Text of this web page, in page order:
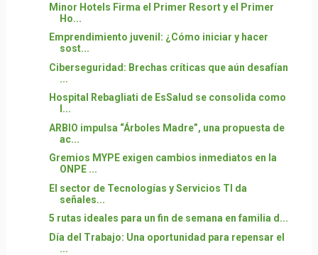
Minor Hotels Firma el Primer Resort y el Primer
Ho...
Emprendimiento juvenil: ¿Cómo iniciar y hacer
sost...
Ciberseguridad: Brechas críticas que aún desafían
...
Hospital Rebagliati de EsSalud se consolida como
l...
ARBIO impulsa “Árboles Madre”, una propuesta de
ac...
Gremios MYPE exigen cambios inmediatos en la
ONPE ...
El sector de Tecnologías y Servicios TI da
señales...
5 rutas ideales para un fin de semana en familia d...
Día del Trabajo: Una oportunidad para repensar el
...